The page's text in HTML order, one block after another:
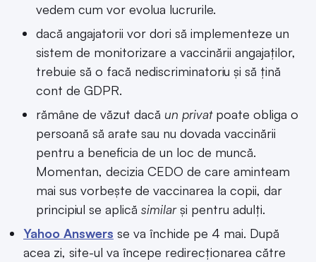
vedem cum vor evolua lucrurile.
dacă angajatorii vor dori să implementeze un
sistem de monitorizare a vaccinării angajaților,
trebuie să o facă nediscriminatoriu și să țină
cont de GDPR.
rămâne de văzut dacă un privatpoate obliga o
persoană să arate sau nu dovada vaccinării
pentru a beneficia de un loc de muncă.
Momentan, decizia CEDO de care aminteam
mai sus vorbește de vaccinarea la copii, dar
principiul se aplică similarși pentru adulți.
Yahoo Answers se va închide pe 4 mai. După
acea zi, site-ul va începe redirecționarea către